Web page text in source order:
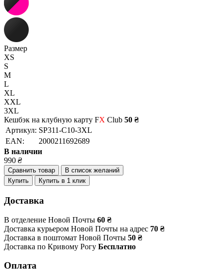
Размер
XS
S
M
L
XL
XXL
3XL
Кешбэк на клубную карту FX Club 50 ₴
Артикул: SP311-C10-3XL
EAN:
2000211692689
В наличии
990 ₴
Сравнить товар
В список желаний
Купить
Купить в 1 клик
Доставка
В отделение Новой Почты 60 ₴
Доставка курьером Новой Почты на адрес 70 ₴
Доставка в поштомат Новой Почты 50 ₴
Доставка по Кривому Рогу Бесплатно
Оплата